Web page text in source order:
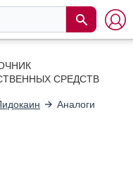
СРЕДСТВ
Аналоги